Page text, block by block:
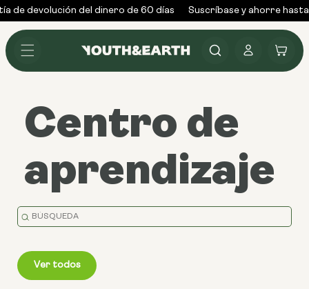
Ir al
contenido
de devolución del dinero de 60 días Suscríbase y ahorre hasta
ConectarseCarrito
Centro de
aprendizaje
Falta
traducción:
en.general.search.placeholder
Ver todos